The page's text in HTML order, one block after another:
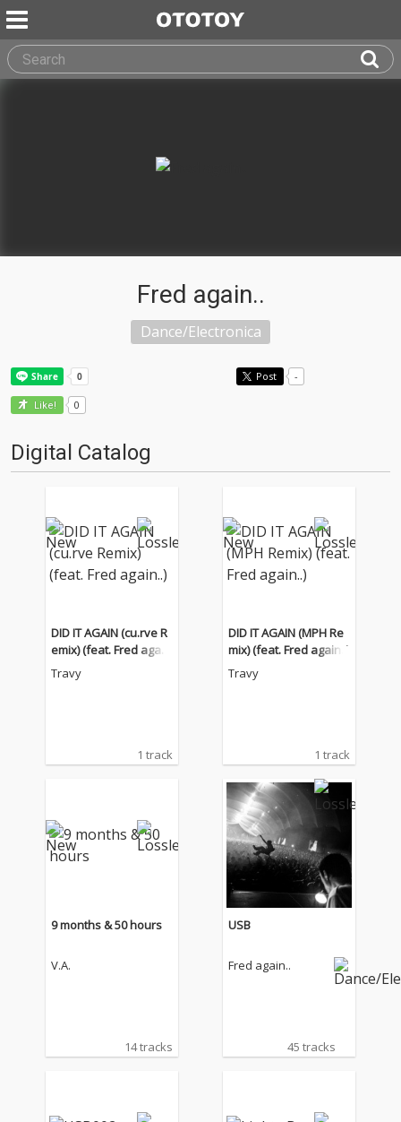
Fred again..
Dance/Electronica
Post -
Like! 0
Digital Catalog
DID IT AGAIN (cu.rve R
emix) (feat. Fred agai
n..)
Travy
1 track
DID IT AGAIN (MPH Re
mix) (feat. Fred again..)
Travy
1 track
9 months & 50 hours
V.A.
14 tracks
USB
Fred again..
45 tracks